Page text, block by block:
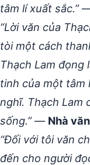
tâm lí xuất sắc.”
“Lời văn của
tòi một cách
Thạch Lam đọng
tinh của một tâm
nghĩ. Thạch Lam
sống.”— Nhà
“Đối với tôi văn
đến cho người